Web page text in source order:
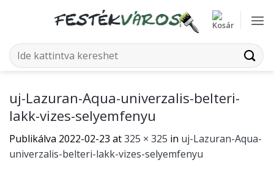
Keresés
a
uj-Lazuran-Aqua-univerzalis-belteri-
lakk-vizes-selyemfenyu
Publikálva 2022-02-23 at325 × 325 in uj-Lazuran-Aqua-
univerzalis-belteri-lakk-vizes-selyemfenyu